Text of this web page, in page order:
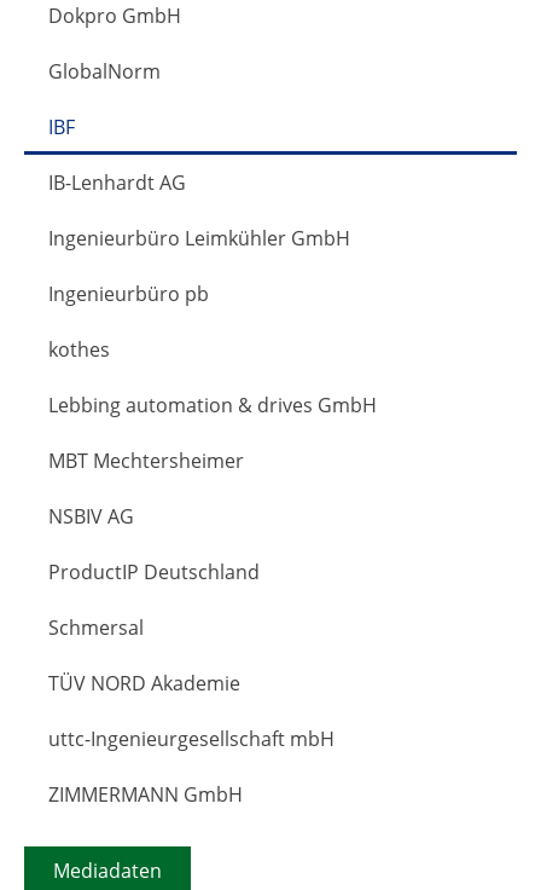
Dokpro GmbH
GlobalNorm
IBF
IB-Lenhardt AG
Ingenieurbüro Leimkühler GmbH
Ingenieurbüro pb
kothes
Lebbing automation & drives GmbH
MBT Mechtersheimer
NSBIV AG
ProductIP Deutschland
Schmersal
TÜV NORD Akademie
uttc-Ingenieurgesellschaft mbH
ZIMMERMANN GmbH
Mediadaten